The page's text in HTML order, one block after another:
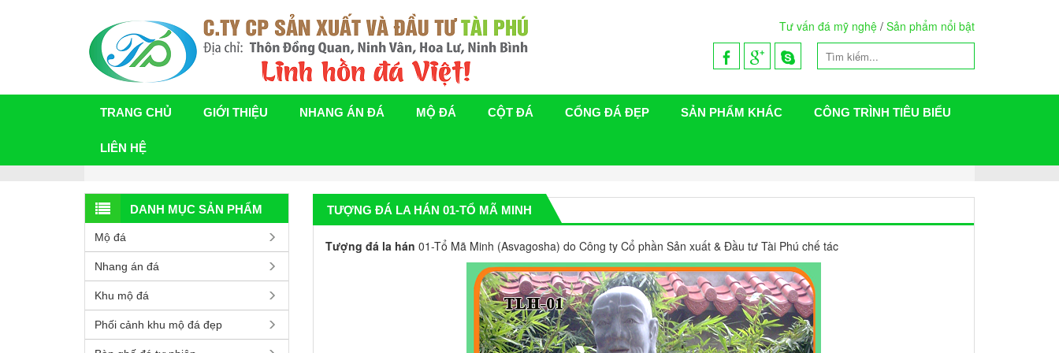
Tư vấn đá mỹ nghệ/ Sản phẩm nổi bật
TRANG CHỦ GIỚI THIỆU NHANG ÁN ĐÁ MỘ ĐÁ CỘT ĐÁ CỔNG ĐÁ ĐẸP SẢN PHẨM KHÁC CÔNG TRÌNH TIÊU BIỂU
LIÊN HỆ
TƯỢNG ĐÁ LA HÁN 01-TỔ MÃ MINH
Tượng đá la hán 01-Tổ Mã Minh (Asvagosha) do Công ty Cổ phần Sản xuất & Đầu tư Tài Phú chế tác
DANH MỤC SẢN PHẨM
Mộ đá
Nhang án đá
Khu mộ đá
Phối cảnh khu mộ đá đẹp